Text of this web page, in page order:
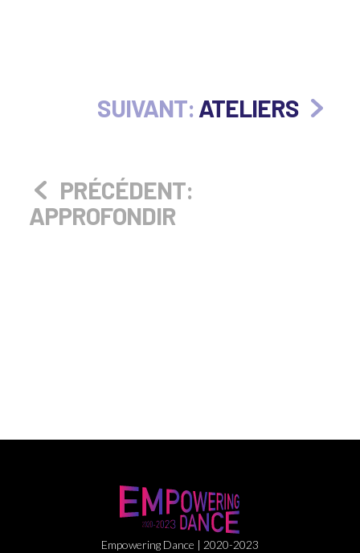
SUIVANT: ATELIERS
PRÉCÉDENT:
APPROFONDIR
Empowering Dance | 2020-2023